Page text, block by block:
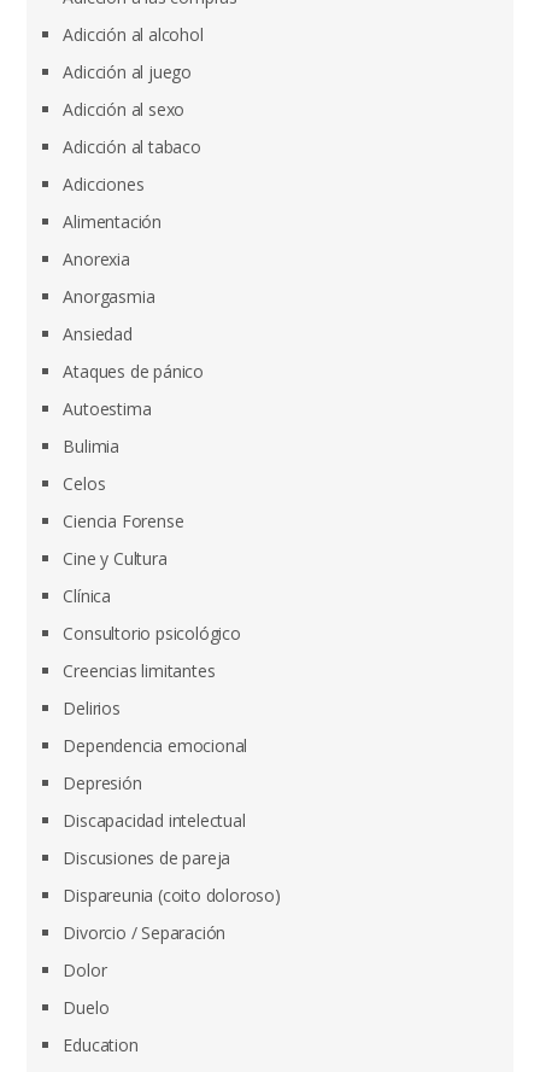
Adicción al alcohol
Adicción al juego
Adicción al sexo
Adicción al tabaco
Adicciones
Alimentación
Anorexia
Anorgasmia
Ansiedad
Ataques de pánico
Autoestima
Bulimia
Celos
Ciencia Forense
Cine y Cultura
Clínica
Consultorio psicológico
Creencias limitantes
Delirios
Dependencia emocional
Depresión
Discapacidad intelectual
Discusiones de pareja
Dispareunia (coito doloroso)
Divorcio / Separación
Dolor
Duelo
Education